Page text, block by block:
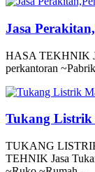
Jasa
HASA TEKHNIK
perkantoran
Tukang Listrik
TUKANG
TEHNIK Jasa